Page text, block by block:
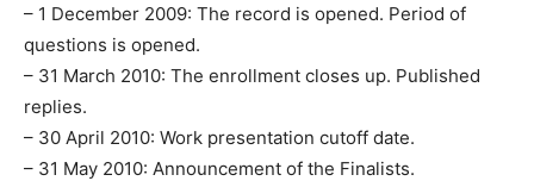
– 1 December 2009: The record is opened. Period of
questions is opened.
– 31 March 2010: The enrollment closes up. Published
replies.
– 30 April 2010: Work presentation cutoff date.
– 31 May 2010: Announcement of the Finalists.